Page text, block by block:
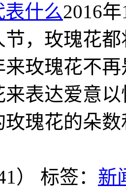
什么2016
节，玫瑰花
来玫瑰花不
来表达爱意
玫瑰花的朵
） 标签： 新